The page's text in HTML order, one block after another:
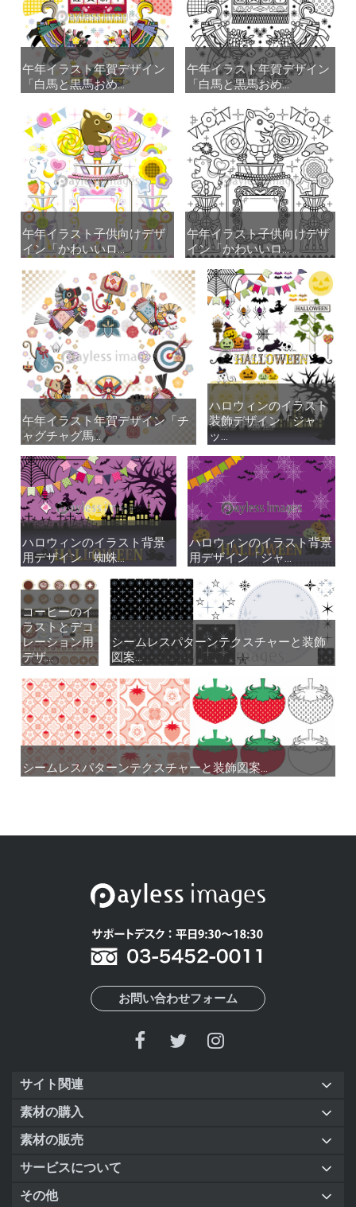
午年イラスト年賀デザイン
「白馬と黒馬おめ...
午年イラスト年賀デザイン
「白馬と黒馬おめ...
午年イラスト年賀デザイン
「白馬と黒馬おめ...
午年イラスト年賀デザイン
「白馬と黒馬おめ...
午年イラスト子供向けデザ
イン「かわいいロ...
午年イラスト子供向けデザ
イン「かわいいロ...
午年イラスト子供向けデザ
イン「かわいいロ...
午年イラスト子供向けデザ
イン「かわいいロ...
午年イラスト年賀デザイン「チ
ャグチャグ馬...
午年イラスト年賀デザイン「チ
ャグチャグ馬...
ハロウィンのイラスト
装飾デザイン「ジャ
ッ...
ハロウィンのイラスト
装飾デザイン「ジャ
ッ...
ハロウィンのイラスト背景
用デザイン「蜘蛛...
ハロウィンのイラスト背景
用デザイン「蜘蛛...
ハロウィンのイラスト背景
用デザイン「ジャ...
ハロウィンのイラスト背景
用デザイン「ジャ...
コーヒーのイ
ラストとデコ
レーション用
デザ...
コーヒーのイ
ラストとデコ
レーション用
デザ...
シームレスパターンテクスチャーと装飾
図案...
シームレスパターンテクスチャーと装飾
図案...
シームレスパターンテクスチャーと装飾図案...
シームレスパターンテクスチャーと装飾図案...
お問い合わせフォーム
サイト関連
素材の購入
素材の販売
サービスについて
その他